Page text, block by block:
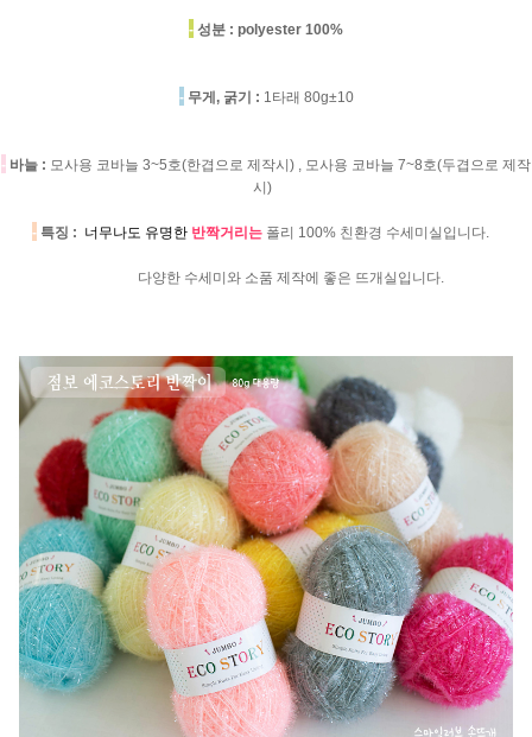
- 성분 : polyester 100%
- 무게, 굵기 : 1타래 80g±10
- 바늘 : 모사용 코바늘 3~5호(한겹으로 제작시) , 모사용 코바늘 7~8호(두겹으로 제작
시)
- 특징 : 너무나도 유명한 반짝거리는 폴리 100% 친환경 수세미실입니다.
다양한 수세미와 소품 제작에 좋은 뜨개실입니다.